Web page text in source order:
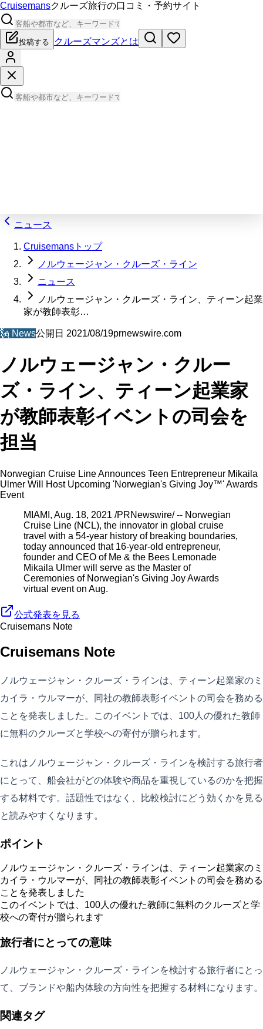
Cruisemansクルーズ旅行の口コミ・予約サイト
投稿する クルーズマンズとは
ニュース
Cruisemansトップ
ノルウェージャン・クルーズ・ライン
ニュース
ノルウェージャン・クルーズ・ライン、ティーン起業
家が教師表彰…
🗽 News公開日 2021/08/19prnewswire.com
ノルウェージャン・クルー
ズ・ライン、ティーン起業家
が教師表彰イベントの司会を
担当
Norwegian Cruise Line Announces Teen Entrepreneur Mikaila
Ulmer Will Host Upcoming 'Norwegian's Giving Joy™' Awards
Event
MIAMI, Aug. 18, 2021 /PRNewswire/ -- Norwegian
Cruise Line (NCL), the innovator in global cruise
travel with a 54-year history of breaking boundaries,
today announced that 16-year-old entrepreneur,
founder and CEO of Me & the Bees Lemonade
Mikaila Ulmer will serve as the Master of
Ceremonies of Norwegian's Giving Joy Awards
virtual event on Aug.
公式発表を見る
Cruisemans Note
Cruisemans Note
ノルウェージャン・クルーズ・ラインは、ティーン起業家のミ
カイラ・ウルマーが、同社の教師表彰イベントの司会を務める
ことを発表しました。このイベントでは、100人の優れた教師
に無料のクルーズと学校への寄付が贈られます。
これはノルウェージャン・クルーズ・ラインを検討する旅行者
にとって、船会社がどの体験や商品を重視しているのかを把握
する材料です。話題性ではなく、比較検討にどう効くかを見る
と読みやすくなります。
ポイント
ノルウェージャン・クルーズ・ラインは、ティーン起業家のミ
カイラ・ウルマーが、同社の教師表彰イベントの司会を務める
ことを発表しました
このイベントでは、100人の優れた教師に無料のクルーズと学
校への寄付が贈られます
旅行者にとっての意味
ノルウェージャン・クルーズ・ラインを検討する旅行者にとっ
て、ブランドや船内体験の方向性を把握する材料になります。
関連タグ